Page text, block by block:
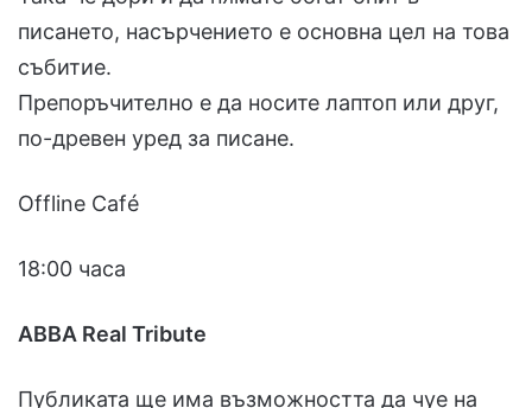
писането, насърчението е основна цел на това
събитие.
Препоръчително е да носите лаптоп или друг,
по-древен уред за писане.
Offline Café
18:00 часа
ABBA Real Tribute
Публиката ще има възможността да чуе на